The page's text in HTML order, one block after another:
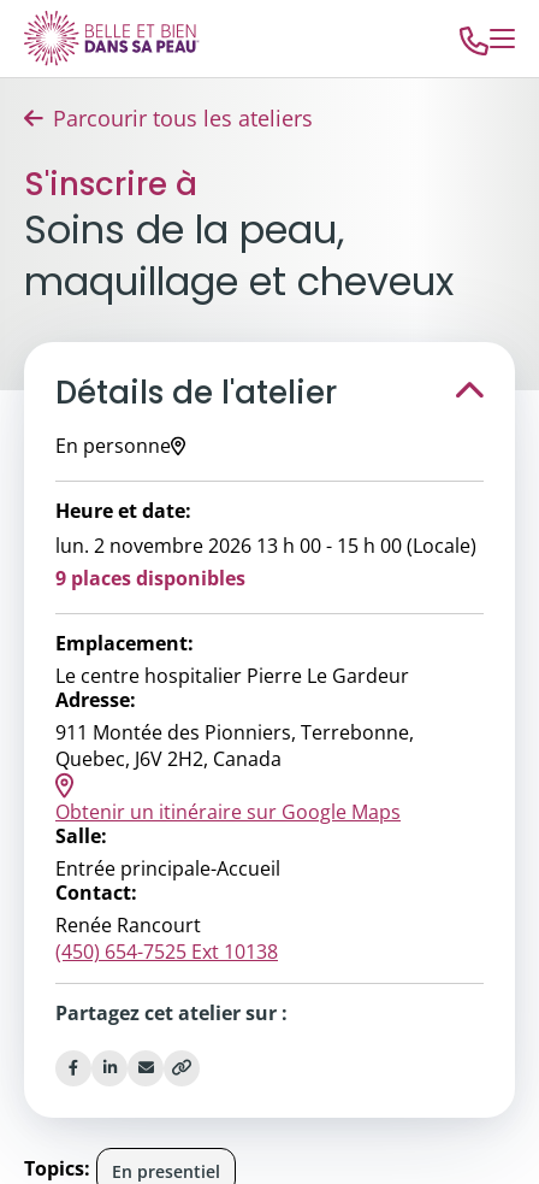
Parcourir tous les ateliers
S'inscrire à
Soins de la peau,
maquillage et cheveux
Détails de l'atelier
En personne
Heure et date:
lun. 2 novembre 2026 13 h 00 - 15 h 00 (Locale)
9 places disponibles
Emplacement:
Le centre hospitalier Pierre Le Gardeur
Adresse:
911 Montée des Pionniers, Terrebonne,
Quebec, J6V 2H2, Canada
Obtenir un itinéraire sur Google Maps
Salle:
Entrée principale-Accueil
Contact:
Renée Rancourt
(450) 654-7525 Ext 10138
Partagez cet atelier sur :
Topics: En presentiel